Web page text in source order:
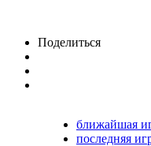
Поделиться
ближайшая
последняя